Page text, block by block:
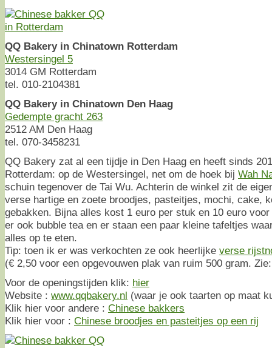
QQ Bakery in Chinatown Rotterdam
Westersingel 5
3014 GM Rotterdam
tel. 010-2104381
QQ Bakery in Chinatown Den Haag
Gedempte gracht 263
2512 AM Den Haag
tel. 070-3458231
QQ Bakery zat al een tijdje in Den Haag en heeft sinds
Rotterdam: op de Westersingel, net om de hoek bij Wah
schuin tegenover de Tai Wu. Achterin de winkel zit de
verse hartige en zoete broodjes, pasteitjes, mochi, cake,
gebakken. Bijna alles kost 1 euro per stuk en 10 euro
er ook bubble tea en er staan een paar kleine tafeltjes
alles op te eten.
Tip: toen ik er was verkochten ze ook heerlijke verse
(€ 2,50 voor een opgevouwen plak van ruim 500 gram.
Voor de openingstijden klik: hier
Website : www.qqbakery.nl (waar je ook taarten op maat
Klik hier voor andere : Chinese bakkers
Klik hier voor : Chinese broodjes en pasteitjes op een rij